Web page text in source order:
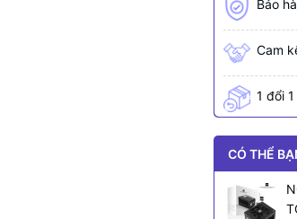
Bảo
Cam
1 đổi
CÓ THỂ